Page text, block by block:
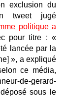
exclusion du
tweet jugé
politique a
pour titre : «
lancée par la
», a expliqué
ce média,
de-gerard-
sous le